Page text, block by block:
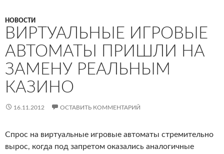
НОВОСТИ
ВИРТУАЛЬНЫЕ ИГРОВЫЕ
АВТОМАТЫ ПРИШЛИ НА
ЗАМЕНУ РЕАЛЬНЫМ
КАЗИНО
16.11.2012 ОСТАВИТЬ КОММЕНТАРИЙ
Спрос на виртуальные игровые автоматы стремительно
вырос, когда под запретом оказались аналогичные